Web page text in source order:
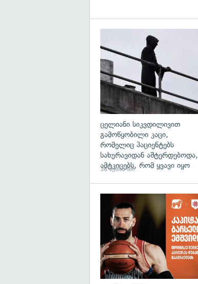
ცელიანი სიკვდილივით
გამოწყობილი კაცი,
რომელიც პაციენტებს
სახურავიდან აშტერდებოდა,
ამტკიცებს, რომ ყვავი იყო
36 წუთის წინ